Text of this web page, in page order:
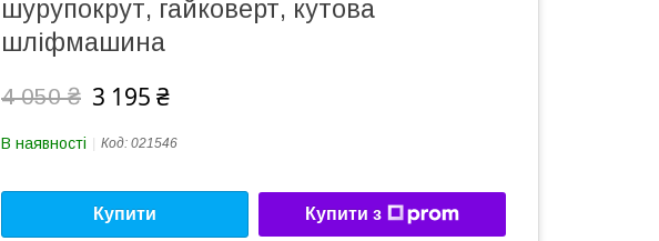
шурупокрут, гайковерт, кутова
шліфмашина
4 050 ₴ 3 195 ₴
В наявності Код: 021546
Купити Купити з